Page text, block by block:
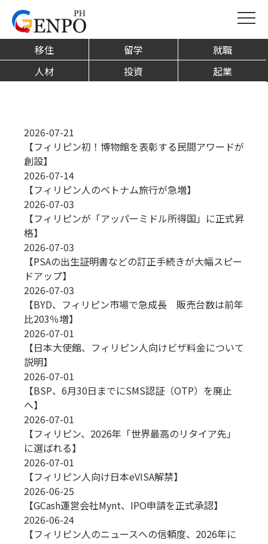
移住 留学
就職
人材
投資 起業
フィリピン起業
2026-07-21
【フィリピン初！博物館を表彰する民間アワードが
創設】
2026-07-14
【フィリピン人のベトナム旅行が急増】
2026-07-03
【フィリピンが「アッパーミドル所得国」に正式昇
格】
2026-07-03
【PSAの出生証明書などの訂正手続きが大幅スピー
ドアップ】
2026-07-03
【BYD、フィリピン市場で急成長 販売台数は前年
比203％増】
2026-07-01
【日本大使館、フィリピン人向けビザ料金について
説明】
2026-07-01
【BSP、6月30日までにSMS認証（OTP）を廃止
へ】
2026-07-01
【フィリピン、2026年「世界最高のリタイア先」
に選ばれる】
2026-07-01
【フィリピン人向け日本eVISA解禁】
2026-06-25
【GCash運営会社Mynt、IPO申請を正式承認】
2026-06-24
【フィリピン人のニュースへの信頼度、2026年に